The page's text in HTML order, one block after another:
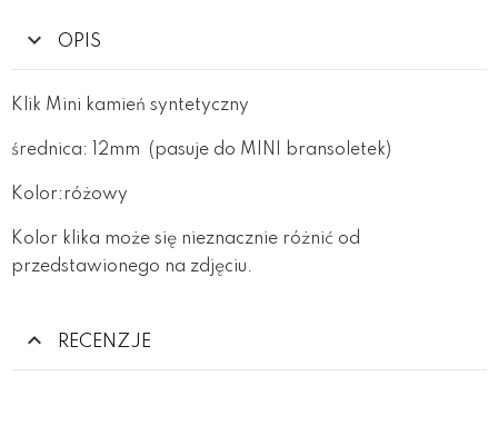
OPIS
Klik Mini kamień syntetyczny
średnica: 12mm (pasuje do MINI bransoletek)
Kolor:różowy
Kolor klika może się nieznacznie różnić od
przedstawionego na zdjęciu.
RECENZJE